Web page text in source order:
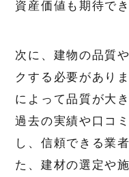
資産価値も期待で
次に、建物の品質
クする必要があり
によって品質が大
過去の実績や口コ
し、信頼できる業
た、建材の選定や